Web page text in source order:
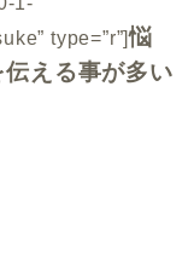
type=”r”]悩
える事が多い